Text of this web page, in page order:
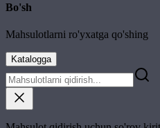
Bo'sh
Mahsulotlarni ro'yxatga qo'shing
Katalogga